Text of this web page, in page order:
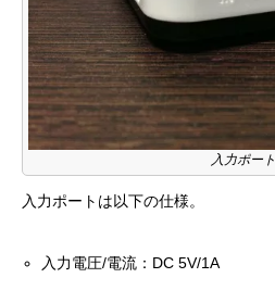
入力ポート
入力ポートは以下の仕様。
入力電圧/電流：DC 5V/1A